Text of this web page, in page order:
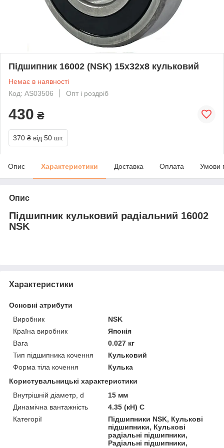
Підшипник 16002 (NSK) 15x32x8 кульковий
Немає в наявності
Код: AS03506
Опт і роздріб
430 ₴
370 ₴ від 50 шт.
Опис Характеристики Доставка Оплата Умови
Опис
Підшипник кульковий радіальний 16002
NSK
Характеристики
Основні атрибути
Виробник
NSK
Країна виробник
Японія
Вага
0.027 кг
Тип підшипника кочення
Кульковий
Форма тіла кочення
Кулька
Користувальницькі характеристики
Внутрішній діаметр, d
15 мм
Динамічна вантажність
4.35 (кН) C
Категорії
Підшипники NSK, Кулькові
підшипники, Кулькові
радіальні підшипники,
Радіальні підшипники,